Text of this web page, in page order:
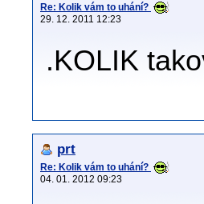
Re: Kolik vám to uhání?
29. 12. 2011 12:23
.KOLIK
prt
Re: Kolik vám to uhání?
04. 01. 2012 09:23